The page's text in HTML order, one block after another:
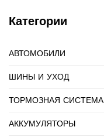
Категории
АВТОМОБИЛИ
ШИНЫ И УХОД
ТОРМОЗНАЯ СИСТЕМА
АККУМУЛЯТОРЫ